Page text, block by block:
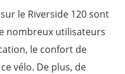
le Riverside 120 sont
nombreux utilisateurs
le confort de
vélo. De plus, de